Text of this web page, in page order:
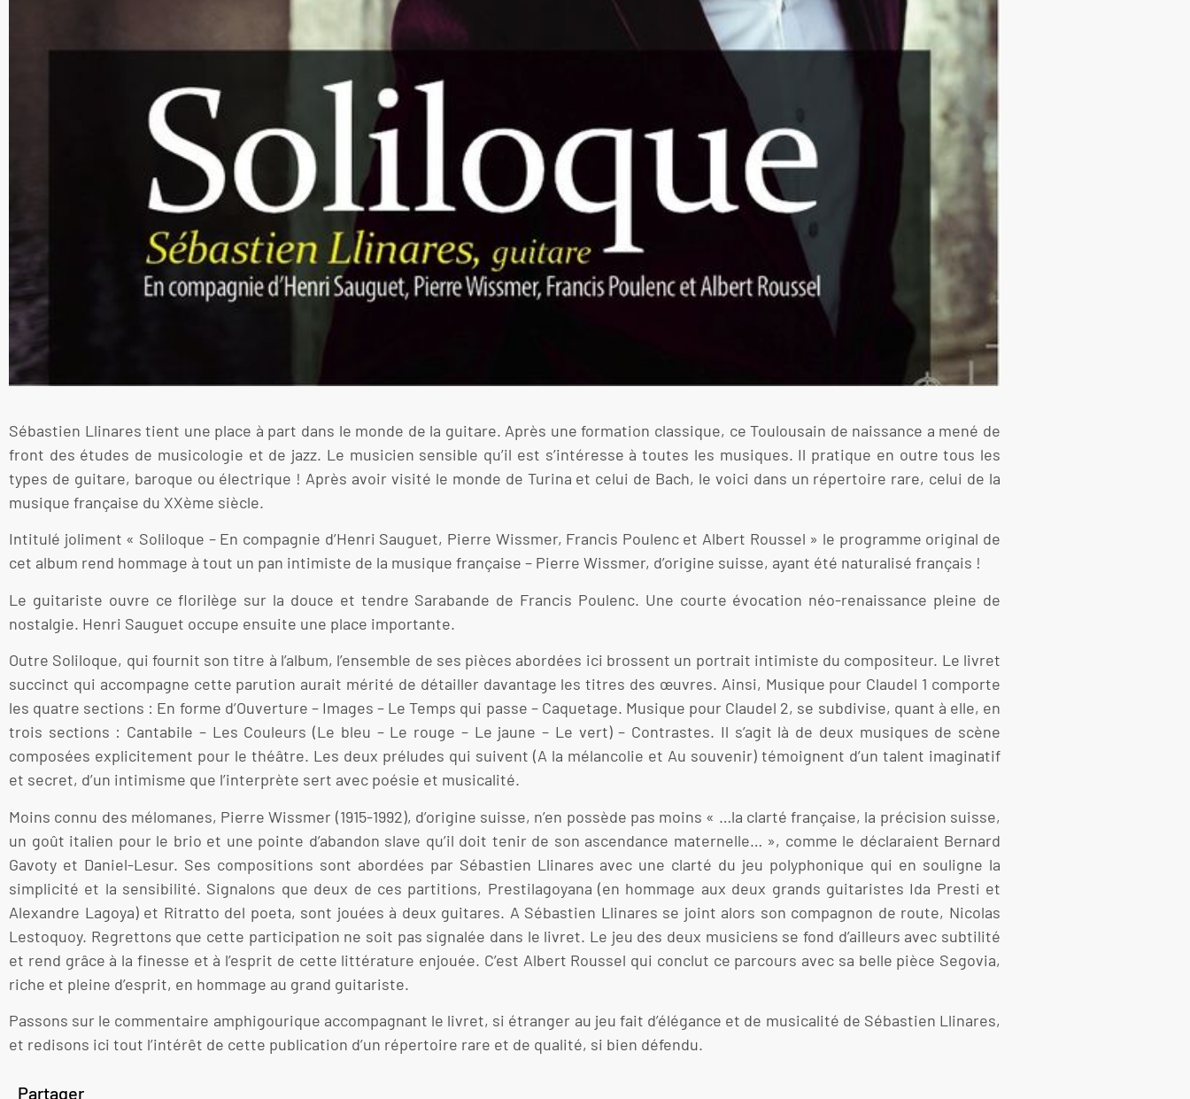
Sébastien Llinares tient une place à part dans le monde de la guitare. Après une formation classique, ce Toulousain de naissance a mené de
front des études de musicologie et de jazz. Le musicien sensible qu’il est s’intéresse à toutes les musiques. Il pratique en outre tous les
types de guitare, baroque ou électrique ! Après avoir visité le monde de Turina et celui de Bach, le voici dans un répertoire rare, celui de la
musique française du XXème siècle.
Intitulé joliment « Soliloque – En compagnie d’Henri Sauguet, Pierre Wissmer, Francis Poulenc et Albert Roussel » le programme original de
cet album rend hommage à tout un pan intimiste de la musique française – Pierre Wissmer, d’origine suisse, ayant été naturalisé français !
Le guitariste ouvre ce florilège sur la douce et tendre Sarabande de Francis Poulenc. Une courte évocation néo-renaissance pleine de
nostalgie. Henri Sauguet occupe ensuite une place importante.
Outre Soliloque, qui fournit son titre à l’album, l’ensemble de ses pièces abordées ici brossent un portrait intimiste du compositeur. Le livret
succinct qui accompagne cette parution aurait mérité de détailler davantage les titres des œuvres. Ainsi, Musique pour Claudel 1 comporte
les quatre sections : En forme d’Ouverture – Images – Le Temps qui passe – Caquetage. Musique pour Claudel 2, se subdivise, quant à elle, en
trois sections : Cantabile – Les Couleurs (Le bleu – Le rouge – Le jaune – Le vert) – Contrastes. Il s’agit là de deux musiques de scène
composées explicitement pour le théâtre. Les deux préludes qui suivent (A la mélancolie et Au souvenir) témoignent d’un talent imaginatif
et secret, d’un intimisme que l’interprète sert avec poésie et musicalité.
Moins connu des mélomanes, Pierre Wissmer (1915-1992), d’origine suisse, n’en possède pas moins « …la clarté française, la précision suisse,
un goût italien pour le brio et une pointe d’abandon slave qu’il doit tenir de son ascendance maternelle… », comme le déclaraient Bernard
Gavoty et Daniel-Lesur. Ses compositions sont abordées par Sébastien Llinares avec une clarté du jeu polyphonique qui en souligne la
simplicité et la sensibilité. Signalons que deux de ces partitions, Prestilagoyana (en hommage aux deux grands guitaristes Ida Presti et
Alexandre Lagoya) et Ritratto del poeta, sont jouées à deux guitares. A Sébastien Llinares se joint alors son compagnon de route, Nicolas
Lestoquoy. Regrettons que cette participation ne soit pas signalée dans le livret. Le jeu des deux musiciens se fond d’ailleurs avec subtilité
et rend grâce à la finesse et à l’esprit de cette littérature enjouée. C’est Albert Roussel qui conclut ce parcours avec sa belle pièce Segovia,
riche et pleine d’esprit, en hommage au grand guitariste.
Passons sur le commentaire amphigourique accompagnant le livret, si étranger au jeu fait d’élégance et de musicalité de Sébastien Llinares,
et redisons ici tout l’intérêt de cette publication d’un répertoire rare et de qualité, si bien défendu.
Partager